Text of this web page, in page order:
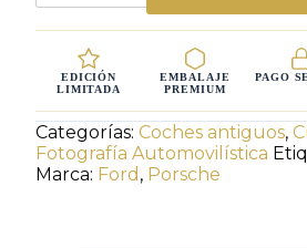
Ford
Mustang
Vintage
Muscle
Car
Americano
Edición
EDICIÓN
LIMITADA
EMBALAJE
PREMIUM
PAGO
Categorías: Coches antiguos,
Fotografía Automovilística
Marca: Ford , Porsche